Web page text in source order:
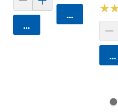
카트에 담기
카트에 담기
★
★